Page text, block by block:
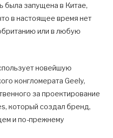
была запущена в Китае,
в настоящее время нет
или в любую
новейшую
конгломерата Geely,
за проектирование
который создал бренд,
и по-прежнему